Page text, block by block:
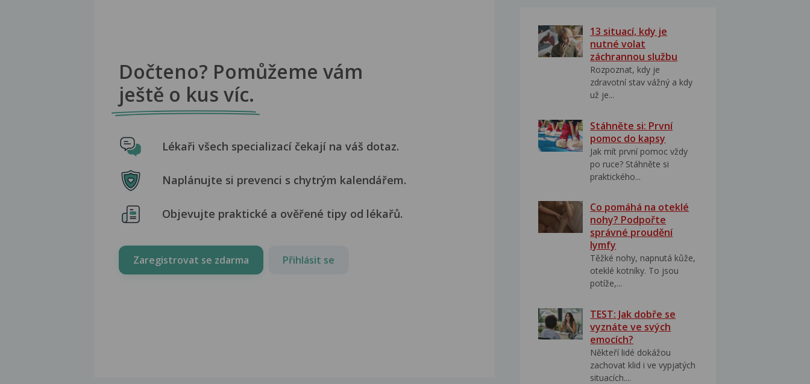
Dočteno? Pomůžeme vám
ještě o kus víc.
Lékaři všech specializací čekají na váš dotaz.
Naplánujte si prevenci s chytrým kalendářem.
Objevujte praktické a ověřené tipy od lékařů.
Zaregistrovat se zdarma Přihlásit se
13 situací, kdy je
nutné volat
záchrannou službu
Rozpoznat, kdy je
zdravotní stav vážný a kdy
už je...
Stáhněte si: První
pomoc do kapsy
Jak mít první pomoc vždy
po ruce? Stáhněte si
praktického...
Co pomáhá na oteklé
nohy? Podpořte
správné proudění
lymfy
Těžké nohy, napnutá kůže,
oteklé kotníky. To jsou
potíže,...
TEST: Jak dobře se
vyznáte ve svých
emocích?
Někteří lidé dokážou
zachovat klid i ve vypjatých
situacích....